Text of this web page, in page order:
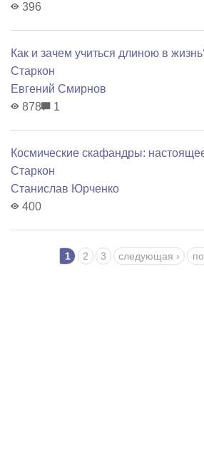
396
Как и зачем учиться длиною в
Старкон
Евгений Смирнов
878
1
Космические скафандры:
Старкон
Станислав Юрченко
400
Страницы 1 2 3 следующая ›